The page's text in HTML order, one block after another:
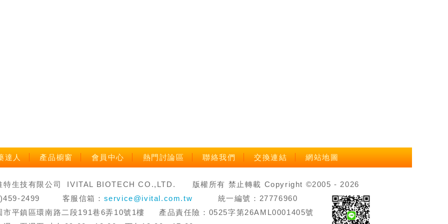
達人 產品櫥窗 會員中心 熱門討論區 聯絡我們 交換連結 網站地圖
特生技有限公司 IVITAL BIOTECH CO.,LTD. 版權所有 禁止轉載 Copyright ©2005 - 2026
2499 客服信箱： service@ivital.com.tw 統一編號：27776960
市平鎮區環南路二段191巷6弄10號1樓 產品責任險：0525字第26AML0001405號